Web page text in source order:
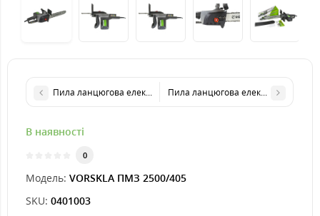
Пила ланцюгова електрична VORSKLA ПМЗ 2000/405
Пила ланцюгова електрична
В наявності
0
Модель: VORSKLA ПМЗ 2500/405
SKU: 0401003